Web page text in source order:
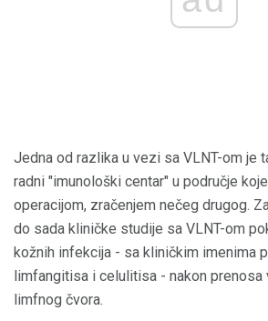
Jedna od razlika u vezi sa VLNT-om je
radni "imunološki centar" u područje
operacijom, zračenjem nečeg drugog.
do sada kliničke studije sa VLNT-om
kožnih infekcija - sa kliničkim imenima
limfangitisa i celulitisa - nakon prenosa
limfnog čvora.